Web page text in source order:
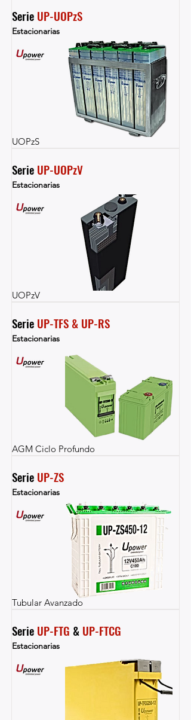
Serie UP-UOPzS
Estacionarias
UOPzS
Serie UP-UOPzV
Estacionarias
UOPzV
Serie UP-TFS & UP-RS
Estacionarias
AGM Ciclo Profundo
Serie UP-ZS
Estacionarias
Tubular Avanzado
Serie UP-FTG & UP-FTCG
Estacionarias